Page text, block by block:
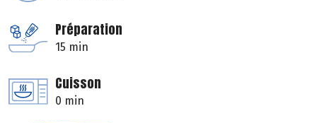
Préparation
15 min
Cuisson
0 min